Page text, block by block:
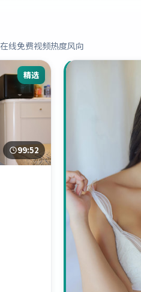
线免费视频热度风向
精选
99:52